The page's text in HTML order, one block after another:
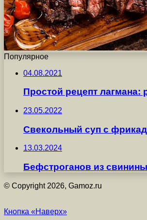
Популярное
04.08.2021
Простой рецепт лагмана:
23.05.2022
Свекольный суп с
13.03.2024
Бефстроганов из свинины
© Copyright 2026, Gamoz.ru
Кнопка «Наверх»